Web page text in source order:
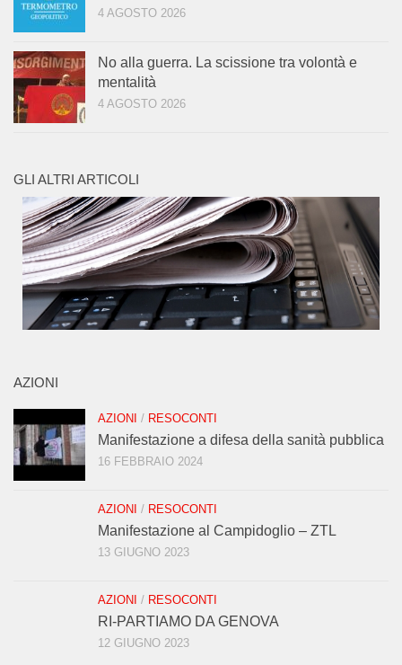
4 AGOSTO 2026
No alla guerra. La scissione tra volontà e
mentalità
4 AGOSTO 2026
GLI ALTRI ARTICOLI
AZIONI
AZIONI / RESOCONTI
Manifestazione a difesa della sanità pubblica
16 FEBBRAIO 2024
AZIONI / RESOCONTI
Manifestazione al Campidoglio – ZTL
13 GIUGNO 2023
AZIONI / RESOCONTI
RI-PARTIAMO DA GENOVA
12 GIUGNO 2023